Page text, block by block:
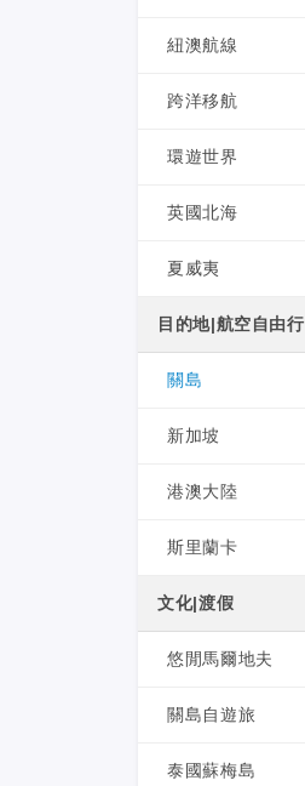
紐澳航線
跨洋移航
環遊世界
英國北海
夏威夷
目的地|航空自由行
關島
新加坡
港澳大陸
斯里蘭卡
文化|渡假
悠閒馬爾地夫
關島自遊旅
泰國蘇梅島